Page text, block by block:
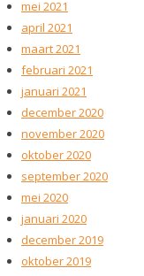
mei 2021
april 2021
maart 2021
februari 2021
januari 2021
december 2020
november 2020
oktober 2020
september 2020
mei 2020
januari 2020
december 2019
oktober 2019